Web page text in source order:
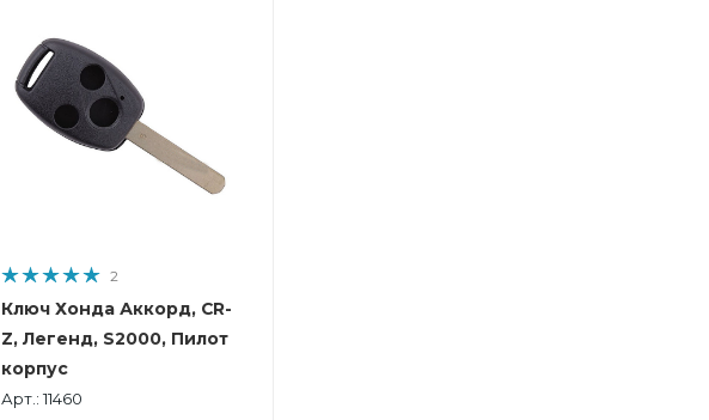
2
Ключ Хонда Аккорд, CR-
Z, Легенд, S2000, Пилот
корпус
Арт.: 11460